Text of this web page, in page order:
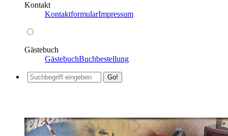
Kontakt
KontaktformularImpressum
Gästebuch
GästebuchBuchbestellung